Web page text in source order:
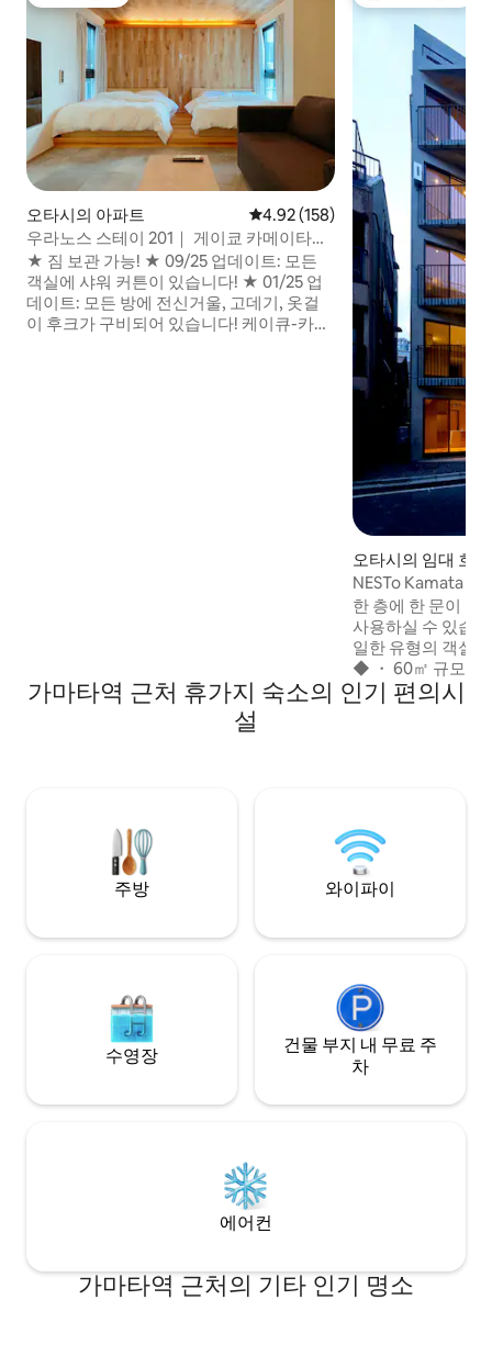
오타시의 아파트 평점 4.92점(5점 만점), 후기 158
4.92 (158)
우라노스 스테이 201｜ 게이쿄 카메이타역
도보 4분｜ 프리미엄 매트리스｜ 초고속 무
료 와이파이
★ 짐 보관 가능! ★ 09/25 업데이트: 모든
객실에 샤워 커튼이 있습니다! ★ 01/25 업
데이트: 모든 방에 전신거울, 고데기, 옷걸
이 후크가 구비되어 있습니다! 케이큐-카마
보충할 수 있습니다. ◆접근◆ 케이큐 카마
타역은 도보 4분, JR 카마타역은 도보 8분
거리에 있으며 5개 노선을 이용할 수 있습니
오타시의 임대 호실
NESTo Kamata 케
분, 패밀리 아파트
한 층에 한 문이 있
사용하실 수 있습
일한 유형의 객실
◆ ・ 60㎡ 규모의
넓은 실내 공간이
다. 디자이너 호텔
니다. 객실에는 샤
습니다. ◆ 침대 ◆
블 침대 2개(Sarta
싱글 침대 2개
글 1개(Nishikawa
드라이어, 빨래 건
청소 도구 - 조리도
추 없음), 식기 풀
인지, 전기 주전자,
고 - 소파, 거실 테
가마타역 근처 휴가지 숙소의 인기 편의시
설
주방 와이파이
수영장
건물 부지 내 무료 주
차
에어컨
가마타역 근처의 기타 인기 명소